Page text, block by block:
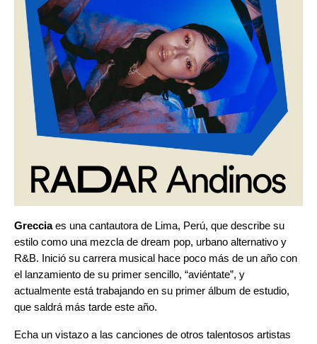
Grecciaes una cantautora de Lima, Perú, que describe su
estilo como una mezcla de dream pop, urbano alternativo y
R&B. Inició su carrera musical hace poco más de un año con
el lanzamiento de su primer sencillo, “aviéntate”, y
actualmente está trabajando en su primer álbum de estudio,
que saldrá más tarde este año.
Echa un vistazo a las canciones de otros talentosos artistas